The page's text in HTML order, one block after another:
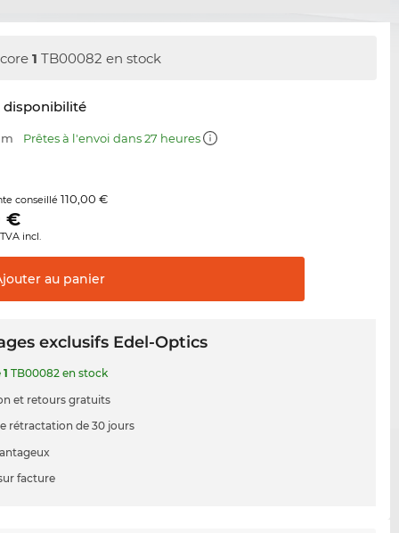
1 TB00082 en stock
disponibilité
Prêtes à l'envoi dans 27 heures
conseillé110,00 €
€
incl.
au panier
exclusifs Edel-Optics
1 TB00082 en stock
et retours gratuits
rétractation de 30 jours
facture